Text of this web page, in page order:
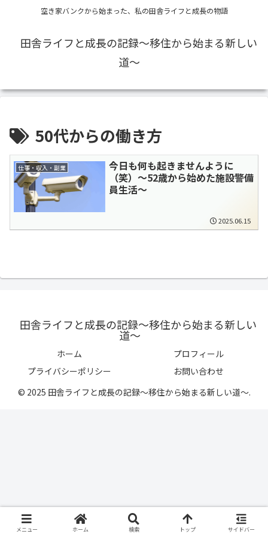
空き家バンクから始まった、私の田舎ライフと成長の物語
田舎ライフと成長の記録〜移住から始まる新しい
道〜
50代からの働き方
仕事・収入・副業
今日も何も起きませんように
（笑）～52歳から始めた施設警備
員生活～
2025.06.15
田舎ライフと成長の記録〜移住から始まる新しい
道〜
ホーム
プロフィール
プライバシーポリシー
お問い合わせ
© 2025 田舎ライフと成長の記録〜移住から始まる新しい道〜.
メニュー ホーム 検索 トップ サイドバー